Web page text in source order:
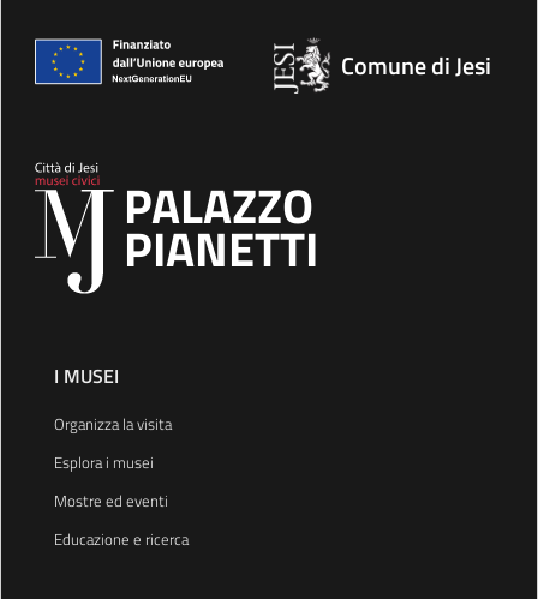
Comune di Jesi
PALAZZO
PIANETTI
I MUSEI
Organizza la visita
Esplora i musei
Mostre ed eventi
Educazione e ricerca